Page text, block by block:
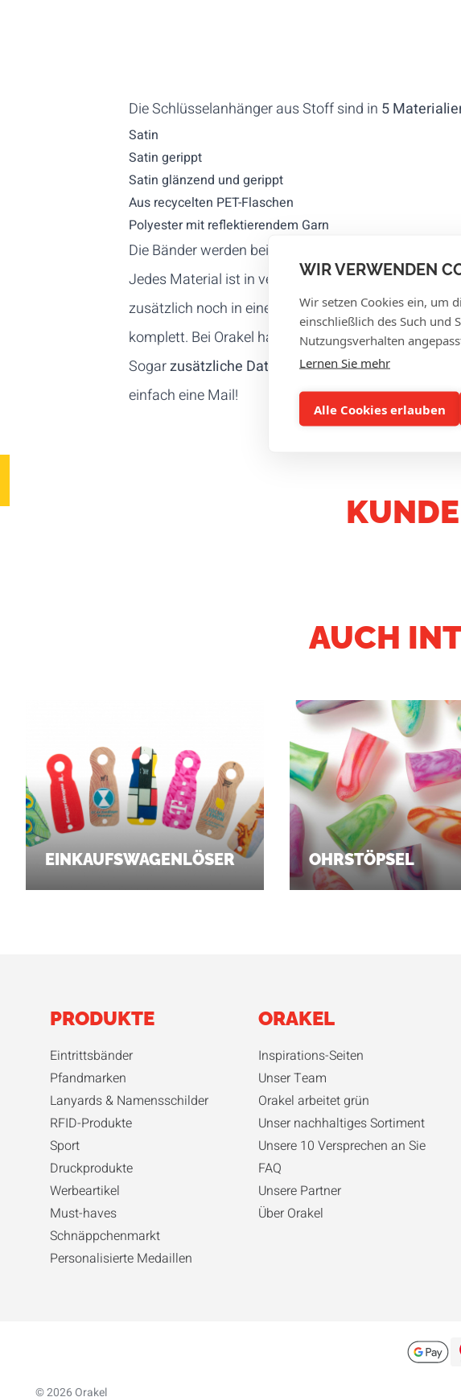
WIR VERWENDEN
Wir setzen Cookies ein, um
einschließlich des Such und
Nutzungsverhalten
Lernen Sie mehr
Alle Cookies erlauben
Die Schlüsselanhänger aus Stoff sind in 5
Satin
Satin gerippt
Satin glänzend und gerippt
Aus recycelten PET-Flaschen
Polyester mit reflektierendem Garn
Die Bänder werden beidseitig mit Ihrem Logo/Motiv
Jedes Material ist in verschiedenen Breiten
zusätzlich noch in einer Breite von 25 mm
komplett. Bei Orakel haben Sie die Wahl aus3
Sogarzusätzliche Daten
wie Namen, Nummern
einfach eineMail!
AUCH
EINKAUFSWAGENLÖSER OHRSTÖPSEL
PRODUKTE
Eintrittsbänder
Pfandmarken
Lanyards & Namensschilder
RFID-Produkte
Sport
Druckprodukte
Werbeartikel
Must-haves
Schnäppchenmarkt
Personalisierte Medaillen
ORAKEL
Inspirations-Seiten
Unser Team
Orakel arbeitet grün
Unser nachhaltiges Sortiment
Unsere 10 Versprechen an Sie
FAQ
Unsere Partner
Über Orakel
© 2026 Orakel